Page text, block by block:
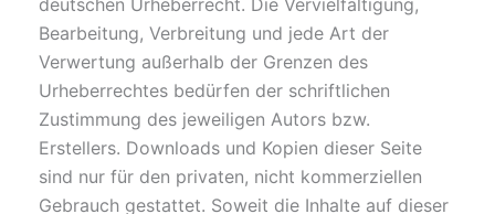
Bearbeitung, Verbreitung und jede Art der
Verwertung außerhalb der Grenzen des
Urheberrechtes bedürfen der schriftlichen
Zustimmung des jeweiligen Autors bzw.
Erstellers. Downloads und Kopien dieser Seite
sind nur für den privaten, nicht kommerziellen
Gebrauch gestattet. Soweit die Inhalte auf dieser